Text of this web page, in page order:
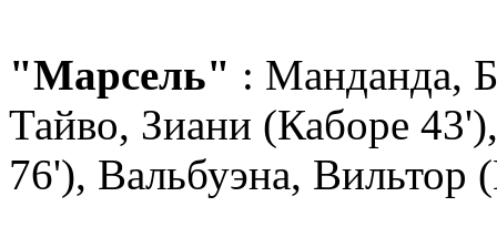
"Марсель" : Манданда,
Тайво, Зиани (Каборе
76'), Вальбуэна, Вильтор